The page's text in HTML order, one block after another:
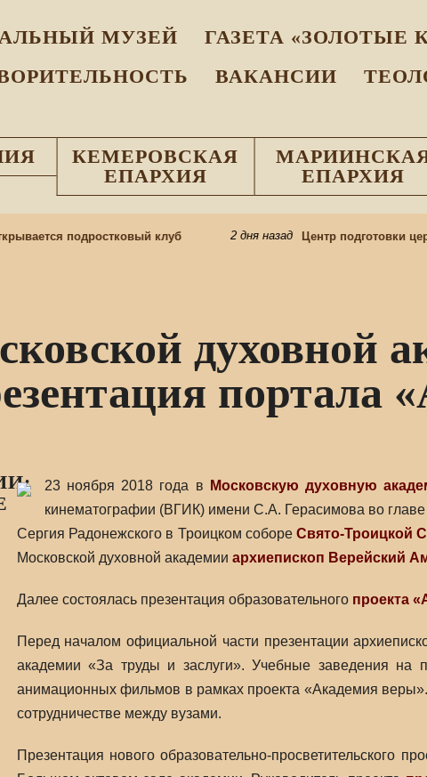
МУЗEЙ
ГАЗЕТА «ЗОЛОТЫЕ
ВАКАНСИИ
КЕМЕРОВСКАЯ
ЕПАРХИЯ
ЕПАРХИЯ
подростковый клуб 2 дня назад Центр подготовки
духовной
портала
23 ноября 2018 года в Московскую духовную
кинематографии (ВГИК) имени С.А. Герасимова во
Сергия Радонежского в Троицком соборе Свято-Троицкой
Московской духовной академии архиепископ Верейский
Далее состоялась презентация образовательного проекта
Перед началом официальной части презентации
академии «За труды и заслуги». Учебные заведения на
анимационных фильмов в рамках проекта «Академия
сотрудничестве между вузами.
Презентация нового образовательно-просветительского